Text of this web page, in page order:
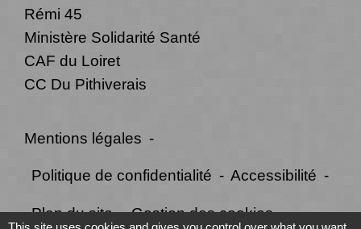
Rémi 45
Ministère Solidarité Santé
CAF du Loiret
CC Du Pithiverais
Mentions légales -
Politique de confidentialité - Accessibilité -
Plan du site - Gestion des cookies